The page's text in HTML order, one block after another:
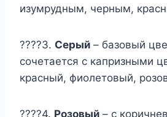
изумрудным, черным,
????3. Серый – базовый
сочетается с капризными
красный, фиолетовый,
????4. Розовый – с